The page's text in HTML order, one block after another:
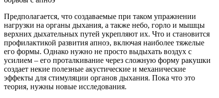
Предполагается, что создаваемые при таком упражнении
нагрузки на органы дыхания, а также небо, горло и мышцы
верхних дыхательных путей укрепляют их. Что и становится
профилактикой развития апноэ, включая наиболее тяжелые
его формы. Однако нужно не просто выдыхать воздух с
усилием – его проталкивание через сложную форму ракушки
создает некие полезные акустические и механические
эффекты для стимуляции органов дыхания. Пока что это
теория, нужны новые исследования.